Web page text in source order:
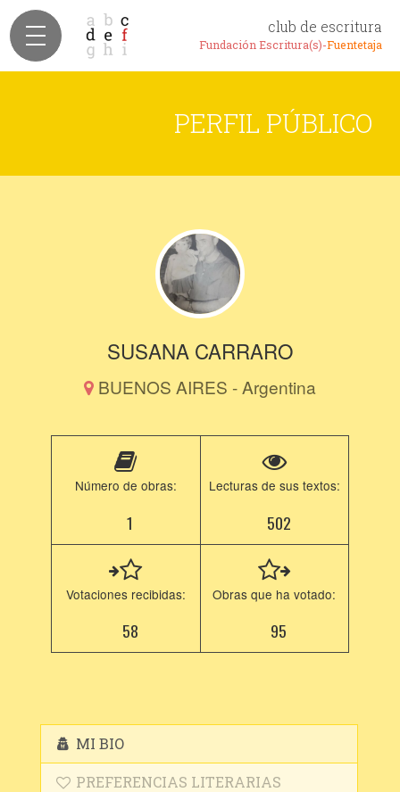
club de escritura
Fundación Escritura(s)-Fuentetaja
PERFIL PÚBLICO
SUSANA CARRARO
BUENOS AIRES - Argentina
Número de obras:
1
Lecturas de sus textos:
502
Votaciones recibidas:
58
Obras que ha votado:
95
MI BIO
PREFERENCIAS LITERARIAS